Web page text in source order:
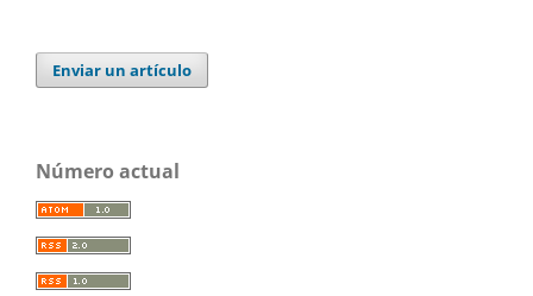
Enviar un artículo
Número actual